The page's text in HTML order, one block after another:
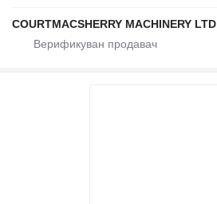
COURTMACSHERRY MACHINERY LTD